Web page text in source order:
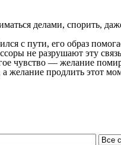
делами, спорить,
с пути, его образ
не разрушают эту
чувство — желание
желание продлить этот